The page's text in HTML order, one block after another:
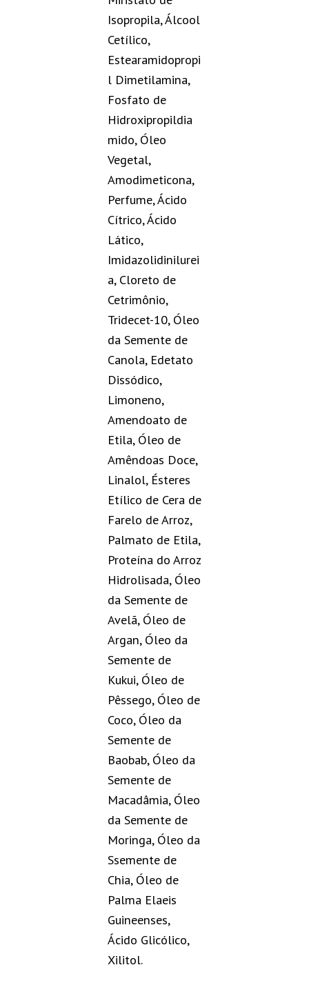
Isopropila, Álcool
Cetílico,
Estearamidopropi
l Dimetilamina,
Fosfato de
Hidroxipropildia
mido, Óleo
Vegetal,
Amodimeticona,
Perfume, Ácido
Cítrico, Ácido
Lático,
Imidazolidinilurei
a, Cloreto de
Cetrimônio,
Tridecet-10, Óleo
da Semente de
Canola, Edetato
Dissódico,
Limoneno,
Amendoato de
Etila, Óleo de
Amêndoas Doce,
Linalol, Ésteres
Etílico de Cera de
Farelo de Arroz,
Palmato de Etila,
Proteína do Arroz
Hidrolisada, Óleo
da Semente de
Avelã, Óleo de
Argan, Óleo da
Semente de
Kukui, Óleo de
Pêssego, Óleo de
Coco, Óleo da
Semente de
Baobab, Óleo da
Semente de
Macadâmia, Óleo
da Semente de
Moringa, Óleo da
Ssemente de
Chia, Óleo de
Palma Elaeis
Guineenses,
Ácido Glicólico,
Xilitol.